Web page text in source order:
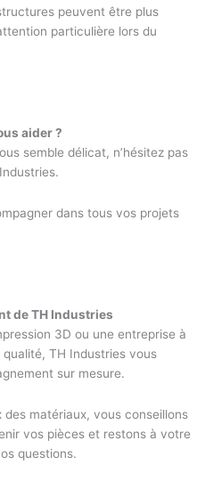
peuvent être plus
particulière lors du
aider ?
semble délicat, n’hésitez pas
dans tous vos projets
de TH Industries
3D ou une entreprise à
TH Industries vous
sur mesure.
matériaux, vous conseillons
vos pièces et restons à votre
questions.